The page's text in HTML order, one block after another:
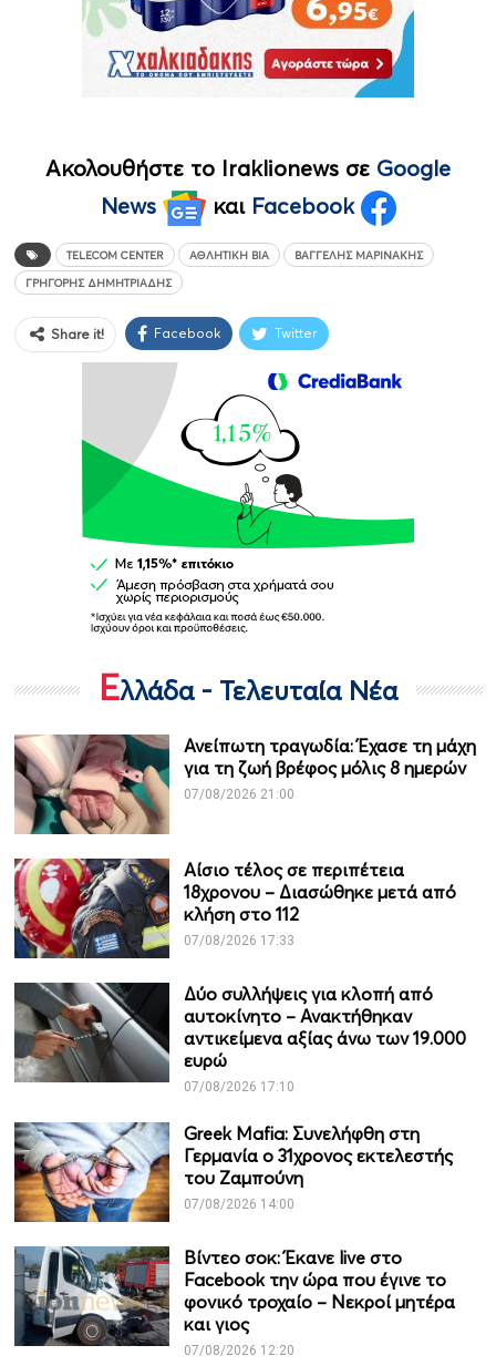
Ακολουθήστε το Iraklionews σε Google
News
και Facebook
TELECOM CENTER ΑΘΛΗΤΙΚΉ ΒΊΑ ΒΑΓΓΈΛΗΣ ΜΑΡΙΝΆΚΗΣ
ΓΡΗΓΌΡΗΣ ΔΗΜΗΤΡΙΆΔΗΣ
Share it! Facebook Twitter
Ελλάδα - Τελευταία Νέα
Ανείπωτη τραγωδία: Έχασε τη μάχη
για τη ζωή βρέφος μόλις 8 ημερών
07/08/2026 21:00
Αίσιο τέλος σε περιπέτεια
18χρονου – Διασώθηκε μετά από
κλήση στο 112
07/08/2026 17:33
Δύο συλλήψεις για κλοπή από
αυτοκίνητο – Ανακτήθηκαν
αντικείμενα αξίας άνω των 19.000
ευρώ
07/08/2026 17:10
Greek Mafia: Συνελήφθη στη
Γερμανία ο 31χρονος εκτελεστής
του Ζαμπούνη
07/08/2026 14:00
Βίντεο σοκ: Έκανε live στο
Facebook την ώρα που έγινε το
φονικό τροχαίο – Νεκροί μητέρα
και γιος
07/08/2026 12:20